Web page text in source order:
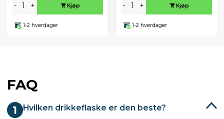
- + Kjøp
1-2 hverdager
- + Kjøp
1-2 hverdager
FAQ
1 Hvilken drikkeflaske er den beste?